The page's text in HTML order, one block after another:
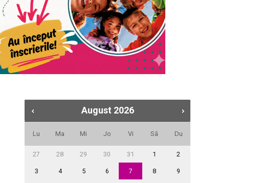
August 2026
Lu Ma Mi Jo Vi Sâ Du
27 28 29 30 31 1 2
3 4 5 6 7 8 9